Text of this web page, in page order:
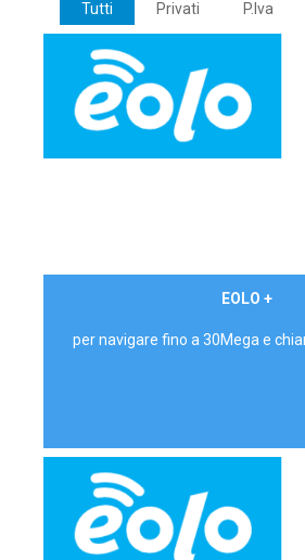
Tutti Privati P.Iva
EOLO +
per navigare fino a 30Mega e